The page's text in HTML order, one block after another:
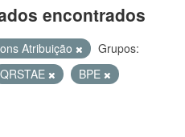
encontrados
Atribuição
Grupos:
QRSTAE
BPE